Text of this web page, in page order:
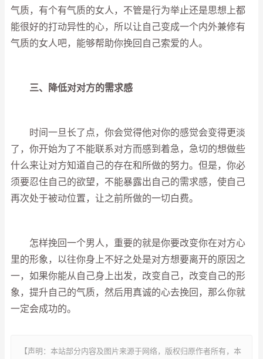
气质，有个有气质的女人，不管是行为举止还是思想上都
能很好的打动异性的心，所以让自己变成一个内外兼修有
气质的女人吧，能够帮助你挽回自己索爱的人。
三、降低对对方的需求感
时间一旦长了点，你会觉得他对你的感觉会变得更淡
了，你开始为了不能联系对方而感到着急，急切的想做些
什么来让对方知道自己的存在和所做的努力。但是，你必
须要忍住自己的欲望，不能暴露出自己的需求感，使自己
再次处于被动位置，让之前所做的一切白费。
怎样挽回一个男人，重要的就是你要改变你在对方心
里的形象，以往你身上不好之处是对方想要离开的原因之
一，如果你能从自己身上出发，改变自己，改变自己的形
象，提升自己的气质，然后用真诚的心去挽回，那么你就
一定会成功的。
【声明：本站部分内容及图片来源于网络，版权归原作者所有，本